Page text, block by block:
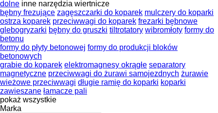
dolne inne narzędzia wiertnicze
bębny frezujące zagęszczarki do koparek mulczery do koparki
ostrza koparek przeciwwagi do koparek frezarki bębnowe
glebogryzarki bębny do gruszki tiltrotatory wibromłoty formy do
betonu
formy do płyty betonowej formy do produkcji bloków
betonowych
grabie do koparek elektromagnesy okrągłe separatory
magnetyczne przeciwwagi do żurawi samojezdnych żurawie
wieżowe przeciwwagi długie ramię do koparki koparki
zawieszane łamacze pali
pokaż wszystkie
Marka